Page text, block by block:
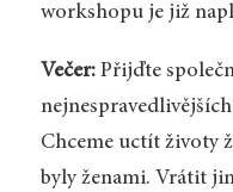
workshopu je již
Večer: Přijďte
Chceme uctít životy
byly ženami. Vrátit